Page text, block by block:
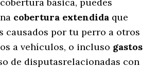
cobertura extendida que
causados por tu perro a otros
a vehículos, o incluso gastos
de disputasrelacionadas con